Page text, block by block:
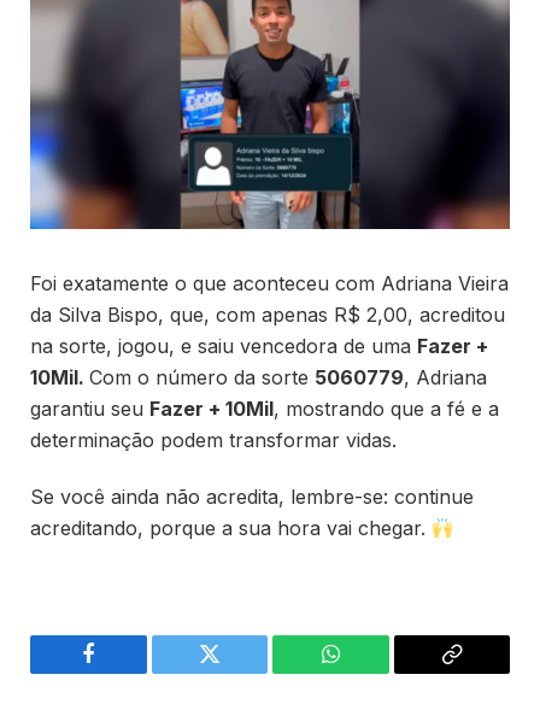
Foi exatamente o que aconteceu com Adriana Vieira
da Silva Bispo, que, com apenas R$ 2,00, acreditou
na sorte, jogou, e saiu vencedora de uma Fazer +
10Mil. Com o número da sorte 5060779, Adriana
garantiu seu Fazer + 10Mil, mostrando que a fé e a
determinação podem transformar vidas.
Se você ainda não acredita, lembre-se: continue
acreditando, porque a sua hora vai chegar.
Facebook Twitter WhatsApp
Copiar